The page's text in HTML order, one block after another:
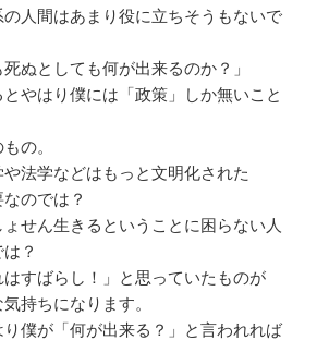
人間はあまり役に立ちそうもないで
死ぬとしても何が出来るのか？」
とやはり僕には「政策」しか無いこと
の。
法学などはもっと文明化された
のでは？
せん生きるということに困らない人
？
すばらし！」と思っていたものが
持ちになります。
僕が「何が出来る？」と言われれば